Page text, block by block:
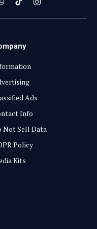
WhatsApp
TikTokInstagram
Ads
Info
Not Sell Data
Policy
Kits